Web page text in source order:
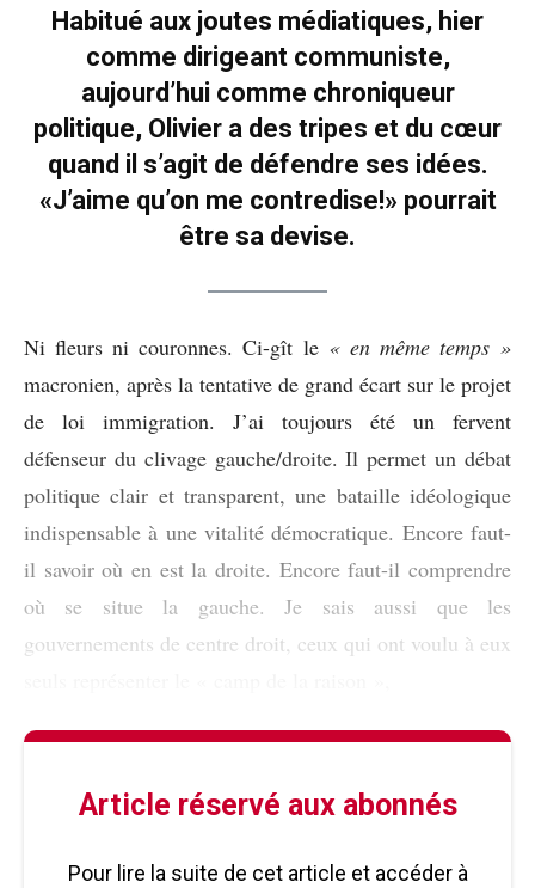
Habitué aux joutes médiatiques, hier
comme dirigeant communiste,
aujourd’hui comme chroniqueur
politique, Olivier a des tripes et du cœur
quand il s’agit de défendre ses idées.
«J’aime qu’on me contredise!» pourrait
être sa devise.
Ni fleurs ni couronnes. Ci-gît le « en même temps »
macronien, après la tentative de grand écart sur le projet
de loi immigration. J’ai toujours été un fervent
défenseur du clivage gauche/droite. Il permet un débat
politique clair et transparent, une bataille idéologique
indispensable à une vitalité démocratique. Encore faut-
il savoir où en est la droite. Encore faut-il comprendre
où se situe la gauche. Je sais aussi que les
gouvernements de centre droit, ceux qui ont voulu à eux
Article réservé aux abonnés
Pour lire la suite de cet article et accéder à